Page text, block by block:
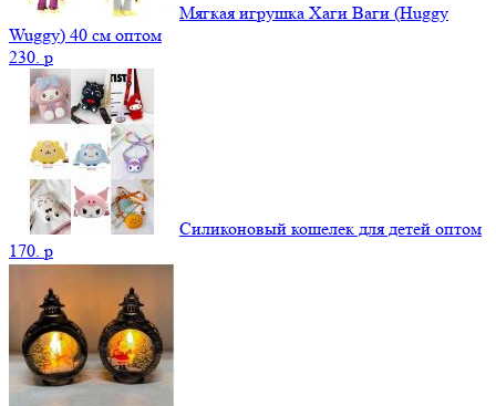
Мягкая игрушка Хаги Ваги (Huggy
Wuggy) 40 см оптом
230. p
Силиконовый кошелек для детей оптом
170. p